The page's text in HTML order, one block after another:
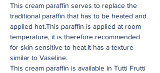
This cream paraffin serves to replace the
traditional paraffin that has to be heated and
applied hot.This paraffin is applied at room
temperature, it is therefore recommended
for skin sensitive to heat.It has a texture
similar to Vaseline.
This cream paraffin is available in Tutti Frutti